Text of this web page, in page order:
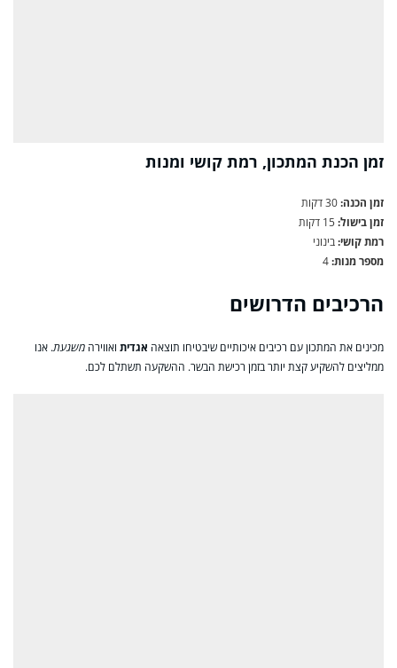
זמן הכנת המתכון, רמת קושי ומנות
זמן הכנה:
זמן בישול:
רמת קושי:בינוני
מספר מנות:
הרכיבים הדרושים
מכינים את המתכון עם רכיבים איכותיים שיבטיחו תוצאה אגדית ואווירה משגעת. אנו
ממליצים להשקיע קצת יותר בזמן רכישת הבשר. ההשקעה תשתלם לכם.